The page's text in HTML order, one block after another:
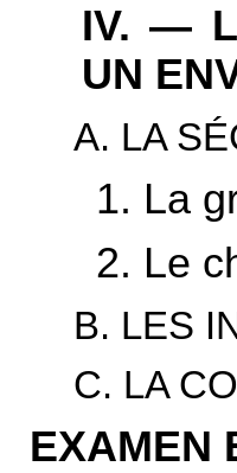
IV. —
UN
A. LA
1. La
2. Le
B. LES
C. LA
EXAMEN